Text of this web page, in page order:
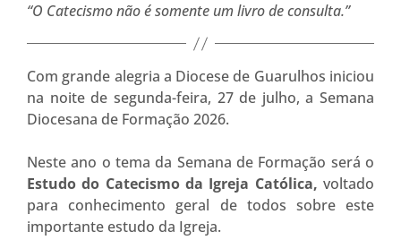
“O Catecismo não é somente um livro de consulta.”
Com grande alegria a Diocese de Guarulhos iniciou
na noite de segunda-feira, 27 de julho, a Semana
Diocesana de Formação 2026.
Neste ano o tema da Semana de Formação será o
Estudo do Catecismo da Igreja Católica, voltado
para conhecimento geral de todos sobre este
importante estudo da Igreja.